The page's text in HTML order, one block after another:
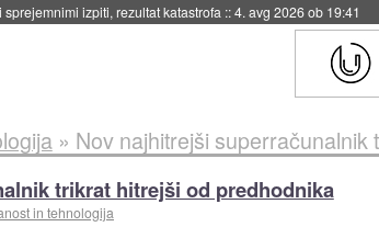
raketo za večkratno uporabo::4. avg 2026 ob 19:41
» Nov najhitrejši
trikrat hitrejši od predhodnika
in tehnologija